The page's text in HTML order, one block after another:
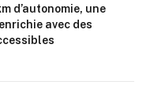
d’autonomie, une
avec des